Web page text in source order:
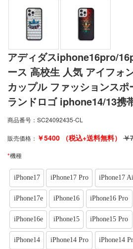
アディダスiphone16pro/
ース 高校生 人気 アイフォ
カップル ファッションス
ランドロゴ iphone14/13携
商品番号： SC24092435-CL
販売価格： ￥5400 （税込+送料無料） ￥
*機種
iPhone17 iPhone17 Pro iPhone17
iPhone17e iPhone16 iPhone16 Pro
iPhone16e iPhone15 iPhone15 Pro
iPhone14 iPhone14 Pro iPhone14